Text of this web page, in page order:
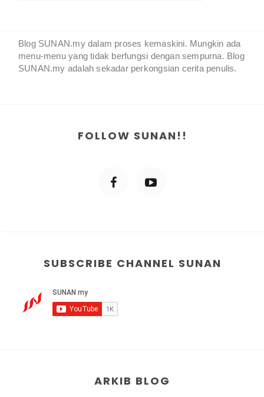
Blog SUNAN.my dalam proses kemaskini. Mungkin ada
menu-menu yang tidak berfungsi dengan sempurna. Blog
SUNAN.my adalah sekadar perkongsian cerita penulis.
FOLLOW SUNAN!!
SUBSCRIBE CHANNEL SUNAN
ARKIB BLOG